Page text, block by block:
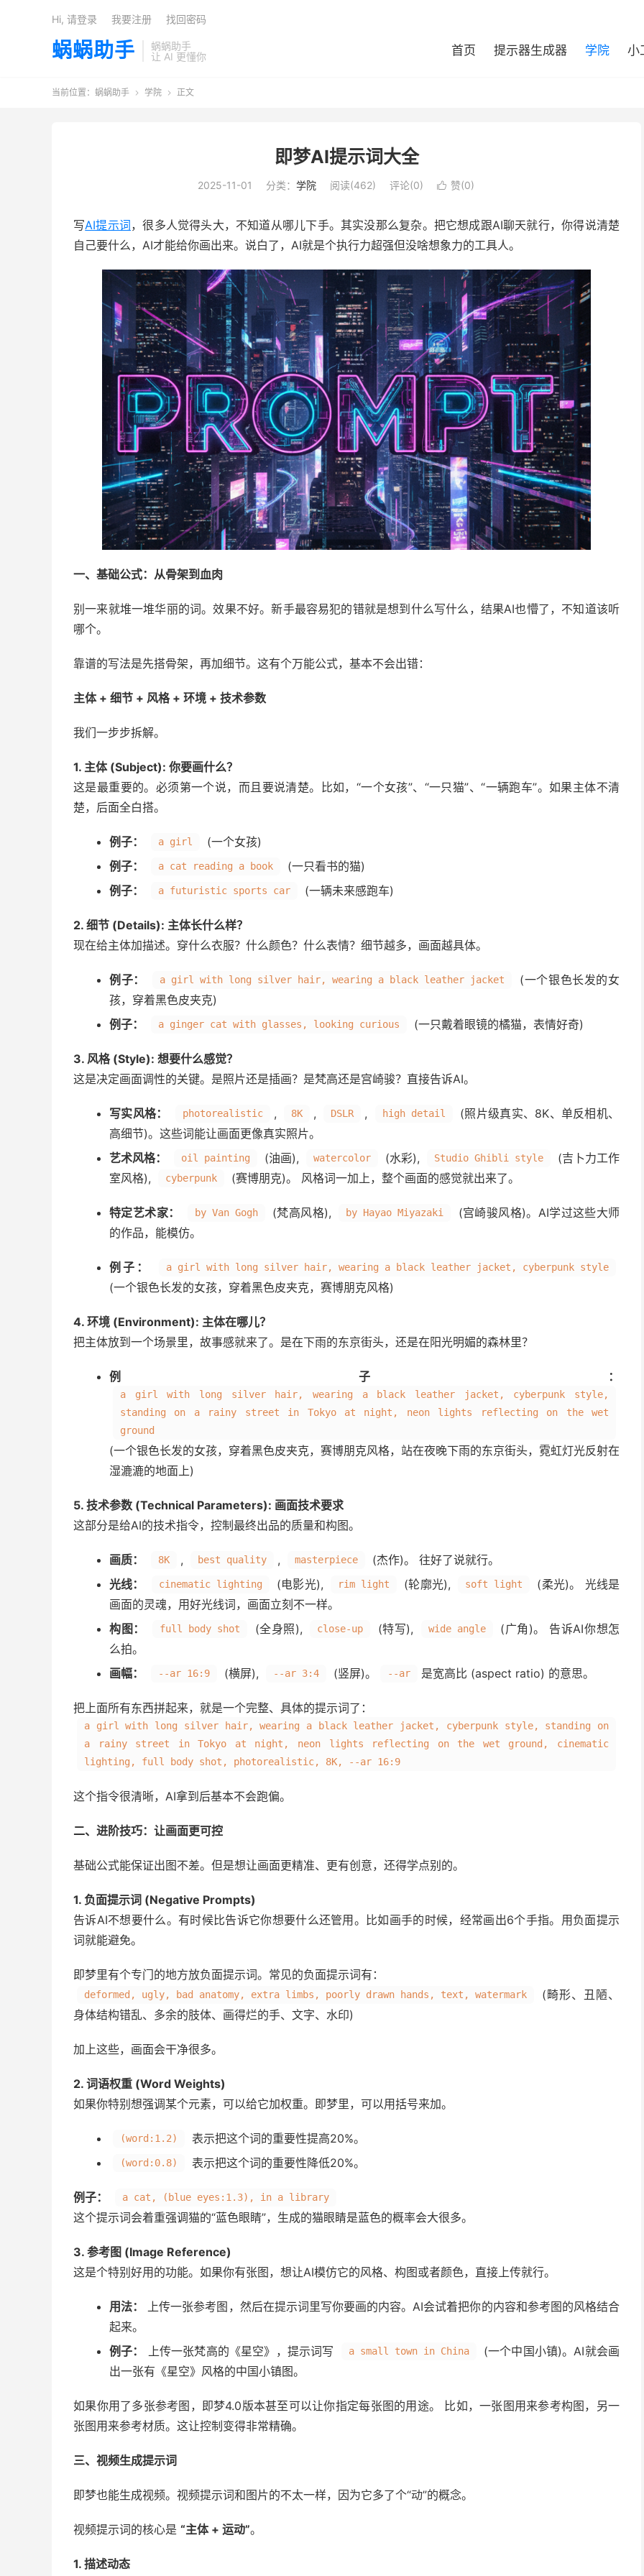
蜗蜗助手
蜗蜗助手
让 AI 更懂你
首页 提示器生成器 学院 小
Hi, 请登录 我要注册 找回密码
当前位置： 蜗蜗助手  学院  正文
即梦AI提示词大全
2025-11-01 分类： 学院 阅读(462) 评论(0)  赞(0)
写AI提示词 ，很多人觉得头大，不知道从哪儿下手。其实没那么复杂。把它想成跟AI聊天就行，你得说清楚
自己要什么，AI才能给你画出来。说白了，AI就是个执行力超强但没啥想象力的工具人。
一、基础公式：从骨架到血肉
别一来就堆一堆华丽的词。效果不好。新手最容易犯的错就是想到什么写什么，结果AI也懵了，不知道该听
哪个。
靠谱的写法是先搭骨架，再加细节。这有个万能公式，基本不会出错：
主体 + 细节 + 风格 + 环境 + 技术参数
我们一步步拆解。
1. 主体 (Subject): 你要画什么？
这是最重要的。必须第一个说，而且要说清楚。比如，“一个女孩”、“一只猫”、“一辆跑车”。如果主体不清
楚，后面全白搭。
例子： a girl
(一个女孩)
例子：
a cat reading a book
(一只看书的猫)
例子：
a futuristic sports car (一辆未来感跑车)
2. 细节 (Details): 主体长什么样？
现在给主体加描述。穿什么衣服？什么颜色？什么表情？细节越多，画面越具体。
例子： a girl with long silver hair, wearing a black leather jacket
(一个银色长发的女
孩，穿着黑色皮夹克)
例子：
a ginger cat with glasses, looking curious (一只戴着眼镜的橘猫，表情好奇)
3. 风格 (Style): 想要什么感觉？
这是决定画面调性的关键。是照片还是插画？是梵高还是宫崎骏？直接告诉AI。
写实风格： photorealistic , 8K , DSLR , high detail
(照片级真实、8K、单反相机、
高细节)。这些词能让画面更像真实照片。
艺术风格：
oil painting (油画), watercolor (水彩), Studio Ghibli style
(吉卜力工作
室风格),
cyberpunk (赛博朋克)。 风格词一加上，整个画面的感觉就出来了。
特定艺术家： by Van Gogh (梵高风格), by Hayao Miyazaki
(宫崎骏风格)。AI学过这些大师
的作品，能模仿。
例子： a girl with long silver hair, wearing a black leather jacket, cyberpunk style
(一个银色长发的女孩，穿着黑色皮夹克，赛博朋克风格)
4. 环境 (Environment): 主体在哪儿？
把主体放到一个场景里，故事感就来了。是在下雨的东京街头，还是在阳光明媚的森林里？
例子：
a girl with long silver hair, wearing a black leather jacket, cyberpunk style,
standing on a rainy street in Tokyo at night, neon lights reflecting on the wet
ground
(一个银色长发的女孩，穿着黑色皮夹克，赛博朋克风格，站在夜晚下雨的东京街头，霓虹灯光反射在
湿漉漉的地面上)
5. 技术参数 (Technical Parameters): 画面技术要求
这部分是给AI的技术指令，控制最终出品的质量和构图。
画质： 8K , best quality , masterpiece
(杰作)。 往好了说就行。
光线：
cinematic lighting (电影光), rim light (轮廓光), soft light
(柔光)。 光线是
画面的灵魂，用好光线词，画面立刻不一样。
构图：
full body shot (全身照), close-up (特写), wide angle
(广角)。 告诉AI你想怎
么拍。
画幅：
--ar 16:9 (横屏), --ar 3:4 (竖屏)。 --ar 是宽高比 (aspect ratio) 的意思。
把上面所有东西拼起来，就是一个完整、具体的提示词了：
a girl with long silver hair, wearing a black leather jacket, cyberpunk style, standing on
a rainy street in Tokyo at night, neon lights reflecting on the wet ground, cinematic
lighting, full body shot, photorealistic, 8K, --ar 16:9
这个指令很清晰，AI拿到后基本不会跑偏。
二、进阶技巧：让画面更可控
基础公式能保证出图不差。但是想让画面更精准、更有创意，还得学点别的。
1. 负面提示词 (Negative Prompts)
告诉AI不想要什么。有时候比告诉它你想要什么还管用。比如画手的时候，经常画出6个手指。用负面提示
词就能避免。
即梦里有个专门的地方放负面提示词。常见的负面提示词有：
deformed, ugly, bad anatomy, extra limbs, poorly drawn hands, text, watermark
(畸形、丑陋、
身体结构错乱、多余的肢体、画得烂的手、文字、水印)
加上这些，画面会干净很多。
2. 词语权重 (Word Weights)
如果你特别想强调某个元素，可以给它加权重。即梦里，可以用括号来加。
(word:1.2) 表示把这个词的重要性提高20%。
(word:0.8) 表示把这个词的重要性降低20%。
例子： a cat, (blue eyes:1.3), in a library
这个提示词会着重强调猫的“蓝色眼睛”，生成的猫眼睛是蓝色的概率会大很多。
3. 参考图 (Image Reference)
这是个特别好用的功能。如果你有张图，想让AI模仿它的风格、构图或者颜色，直接上传就行。
用法：
上传一张参考图，然后在提示词里写你要画的内容。AI会试着把你的内容和参考图的风格结合
起来。
例子：
上传一张梵高的《星空》，提示词写 a small town in China
(一个中国小镇)。AI就会画
出一张有《星空》风格的中国小镇图。
如果你用了多张参考图，即梦4.0版本甚至可以让你指定每张图的用途。 比如，一张图用来参考构图，另一
张图用来参考材质。这让控制变得非常精确。
三、视频生成提示词
即梦也能生成视频。视频提示词和图片的不太一样，因为它多了个“动”的概念。
视频提示词的核心是 “主体 + 运动”。
1. 描述动态